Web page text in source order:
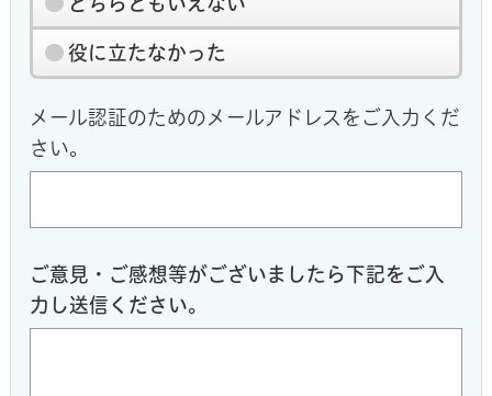
役に立たなかった
メール認証のためのメールアドレスをご入力くだ
さい。
ご意見・ご感想等がございましたら下記をご入
力し送信ください。